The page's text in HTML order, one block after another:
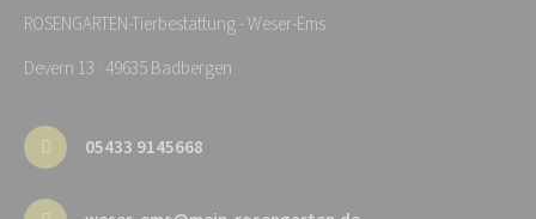
ROSENGARTEN-Tierbestattung - Weser-Ems
Devern 13 · 49635 Badbergen
05433 9145668